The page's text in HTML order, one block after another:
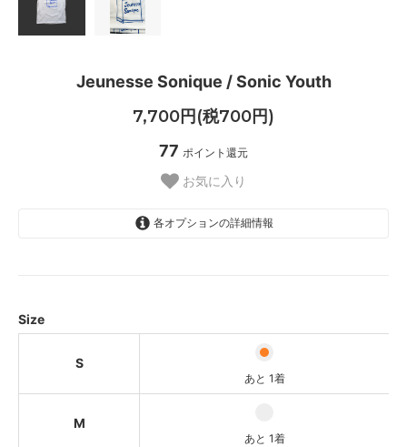
Jeunesse Sonique / Sonic Youth
7,700円(税700円)
77 ポイント還元
お気に入り
各オプションの詳細情報
Size
S
あと 1着
M
あと 1着